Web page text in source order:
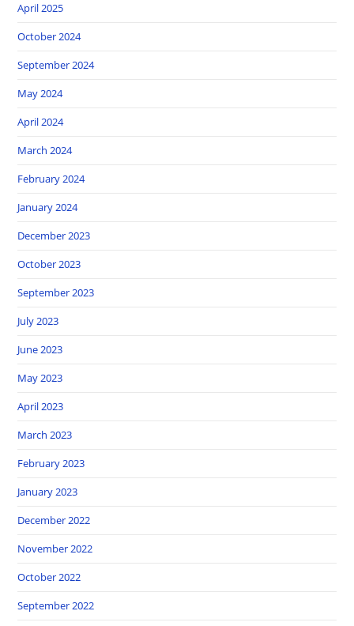
April 2025
October 2024
September 2024
May 2024
April 2024
March 2024
February 2024
January 2024
December 2023
October 2023
September 2023
July 2023
June 2023
May 2023
April 2023
March 2023
February 2023
January 2023
December 2022
November 2022
October 2022
September 2022